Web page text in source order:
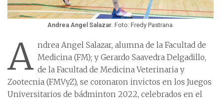
Andrea Angel Salazar. Foto: Fredy Pastrana.
A ndrea Angel Salazar, alumna de la Facultad de
Medicina (FM); y Gerardo Saavedra Delgadillo,
de la Facultad de Medicina Veterinaria y
Zootecnia (FMVyZ), se coronaron invictos en los Juegos
Universitarios de bádminton 2022, celebrados en el